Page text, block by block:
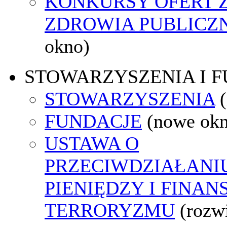
ZDROWIA
okno)
STOWARZYSZENIA I
STOWARZYSZENIA
FUNDACJE (nowe
USTAWA O
PIENIĘDZY I
TERRORYZMU